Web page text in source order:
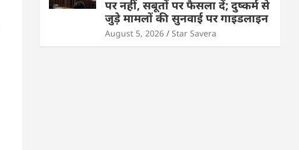
पर नहीं, सबूतों पर फैसला दें; दुष्कर्म से
जुड़े मामलों की सुनवाई पर गाइडलाइन
August 5, 2026 Star Savera